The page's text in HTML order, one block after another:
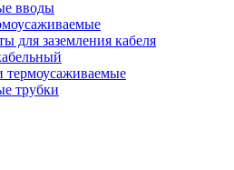
вводы
для заземления кабеля
термоусаживаемые
трубки